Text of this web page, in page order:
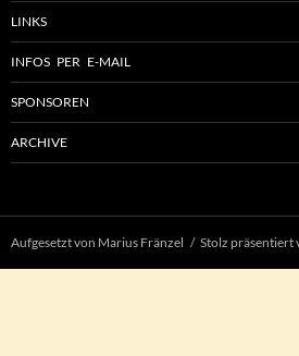
LINKS
INFOS PER E-MAIL
SPONSOREN
ARCHIVE
Aufgesetzt von Marius Fränzel Stolz präsentiert